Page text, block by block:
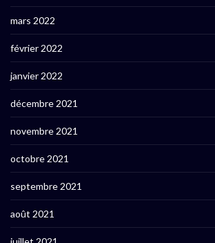
mars 2022
février 2022
janvier 2022
décembre 2021
novembre 2021
octobre 2021
septembre 2021
août 2021